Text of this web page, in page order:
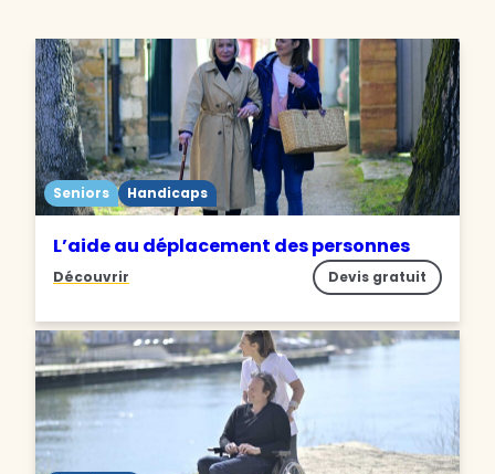
Seniors Handicaps
L’aide au déplacement des personnes
Découvrir Devis gratuit